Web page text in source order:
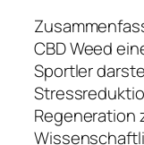
CBD Weed
Sportler
Regeneration